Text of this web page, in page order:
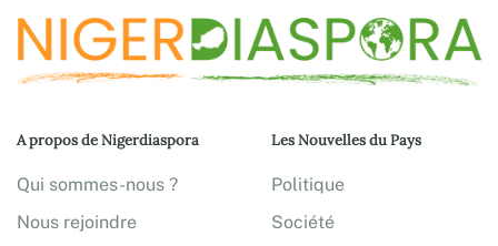
A propos de Nigerdiaspora
Qui sommes-nous ?
Nous rejoindre
Les Nouvelles du Pays
Politique
Société